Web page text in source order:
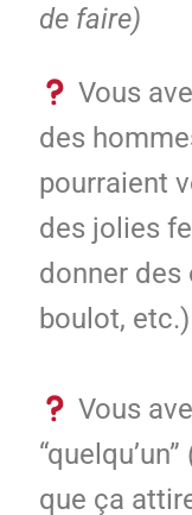
de faire)
Vous
des
pourraient
des jolies
donner des
boulot,
Vous
que ça